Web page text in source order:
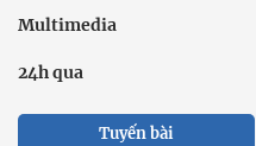
Multimedia
24h qua
Tuyến bài